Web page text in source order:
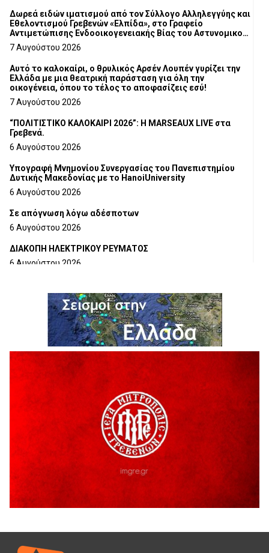
Δωρεά ειδών ιματισμού από τον Σύλλογο Αλληλεγγύης και
Εθελοντισμού Γρεβενών «Ελπίδα», στο Γραφείο
Αντιμετώπισης Ενδοοικογενειακής Βίας του Αστυνομικού
Τμήματος Γρεβενών
7 Αυγούστου 2026
Αυτό το καλοκαίρι, ο θρυλικός Αρσέν Λουπέν γυρίζει την
Ελλάδα με μια θεατρική παράσταση για όλη την
οικογένεια, όπου το τέλος το αποφασίζεις εσύ!
7 Αυγούστου 2026
“ΠΟΛΙΤΙΣΤΙΚΟ ΚΑΛΟΚΑΙΡΙ 2026”: Η MARSEAUX LIVE στα
Γρεβενά.
6 Αυγούστου 2026
Υπογραφή Μνημονίου Συνεργασίας του Πανεπιστημίου
Δυτικής Μακεδονίας με το HanoiUniversity
6 Αυγούστου 2026
Σε απόγνωση λόγω αδέσποτων
6 Αυγούστου 2026
ΔΙΑΚΟΠΗ ΗΛΕΚΤΡΙΚΟΥ ΡΕΥΜΑΤΟΣ
6 Αυγούστου 2026
6 Αυγούστου 2026
H παραδοχή λαθών είναι (και) δύναμη
5 Αυγούστου 2026
Ο ΑΝΔΡΕΑΣ ΑΣΛΑΝΙΔΗΣ ΣΥΝΕΧΙΖΕΙ ΣΤΟΝ ΠΡΩΤΕΑ
ΓΡΕΒΕΝΩΝ
Ευχαριστήριο Εκπολιτιστικού Συλλόγου Ταξιάρχη προς κ.
Παρασχάκη Αθανάσιο
5 Αυγούστου 2026
Διακοπή υδροδότησης του Α΄ κλάδου ύδρευσης
5 Αυγούστου 2026
Η Marseaux στα Γρεβενά για μια μοναδική συναυλία
5 Αυγούστου 2026
Καλοκαιριού 2026» με την βραβευμένη ταινία «Μικρές
Ανάσες».